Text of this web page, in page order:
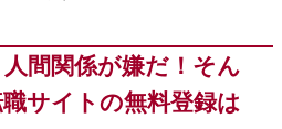
間関係が嫌だ！そん
サイトの無料登録は